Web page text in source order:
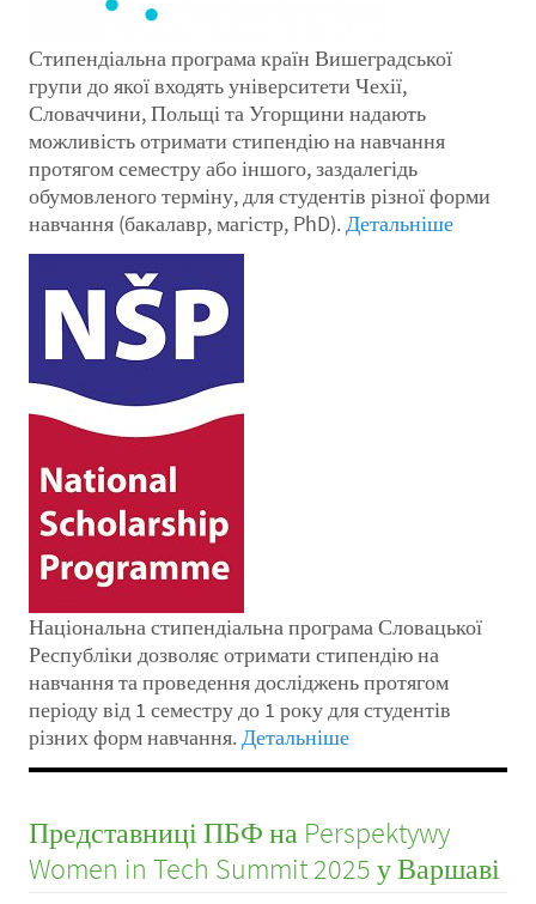
Стипендіальна програма країн Вишеградської
групи до якої входять університети Чехії,
Словаччини, Польщі та Угорщини надають
можливість отримати стипендію на навчання
протягом семестру або іншого, заздалегідь
обумовленого терміну, для студентів різної форми
навчання (бакалавр, магістр, PhD). Детальніше
Національна стипендіальна програма Словацької
Республіки дозволяє отримати стипендію на
навчання та проведення досліджень протягом
періоду від 1 семестру до 1 року для студентів
різних форм навчання.Детальніше
Представниці ПБФ на Perspektywy
Women in Tech Summit 2025 у Варшаві